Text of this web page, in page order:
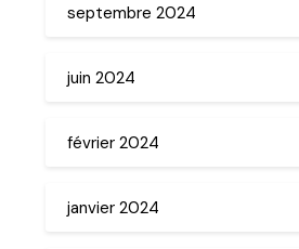
septembre 2024
juin 2024
février 2024
janvier 2024